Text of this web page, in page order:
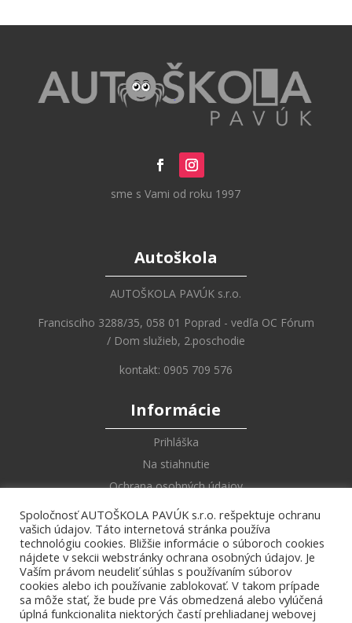
sme s Vami od roku 1997
Autoškola
AUTOŠKOLA PAVÚK s.r.o.
Francisciho 3288/35, 058 01 Poprad - vedľa OC Fórum
/ Dom služieb, 2.poschodie
kontakt: 0905 709 576
Informácie
Prihláška
Na stiahnutie
Ochrana osobných údajov
Online Učebnica
Zákony a vyhlášky
Dopravné značky
Križovatky
Spoločnosť AUTOŠKOLA PAVÚK s.r.o. rešpektuje ochranu
vašich údajov. Táto internetová stránka používa
technológiu cookies. Bližšie informácie o súboroch cookies
nájdete v sekcii webstránky ochrana osobných údajov. Je
Vaším právom neudeliť súhlas s používaním súborov
cookies alebo ich používanie zablokovať. V takom prípade
sa môže stať, že bude pre Vás obmedzená alebo vylúčená
úplná funkcionalita niektorých častí prehliadanej webovej